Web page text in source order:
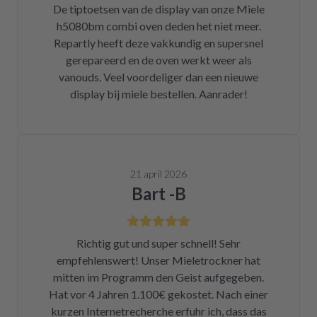
De tiptoetsen van de display van onze Miele
h5080bm combi oven deden het niet meer.
Repartly heeft deze vakkundig en supersnel
gerepareerd en de oven werkt weer als
vanouds. Veel voordeliger dan een nieuwe
display bij miele bestellen. Aanrader!
21 april 2026
Bart -B
Richtig gut und super schnell! Sehr
empfehlenswert! Unser Mieletrockner hat
mitten im Programm den Geist aufgegeben.
Hat vor 4 Jahren 1.100€ gekostet. Nach einer
kurzen Internetrecherche erfuhr ich, dass das